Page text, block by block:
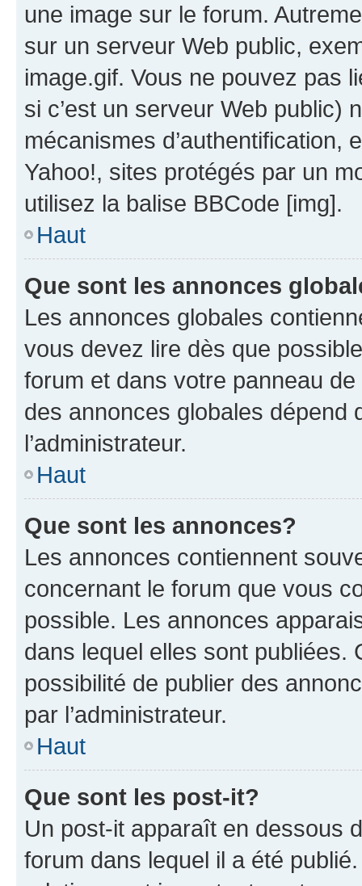
une image sur le forum.
sur un serveur Web public,
image.gif. Vous ne pouvez pas
si c’est un serveur Web public)
mécanismes d’authentification,
Yahoo!, sites protégés par un
utilisez la balise BBCode [img].
Haut
Que sont les annonces
Les annonces globales
vous devez lire dès que
forum et dans votre panneau
des annonces globales dépend
l’administrateur.
Haut
Que sont les annonces?
Les annonces contiennent
concernant le forum que vous
possible. Les annonces
dans lequel elles sont publiées.
possibilité de publier des
par l’administrateur.
Haut
Que sont les post-it?
Un post-it apparaît en dessous
forum dans lequel il a été